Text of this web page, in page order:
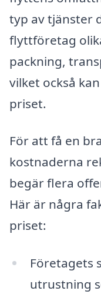
typ av tjänster
flyttföretag
packning,
vilket också
priset.
För att få en
kostnaderna
begär flera
Här är några
priset:
Företagets
utrustning